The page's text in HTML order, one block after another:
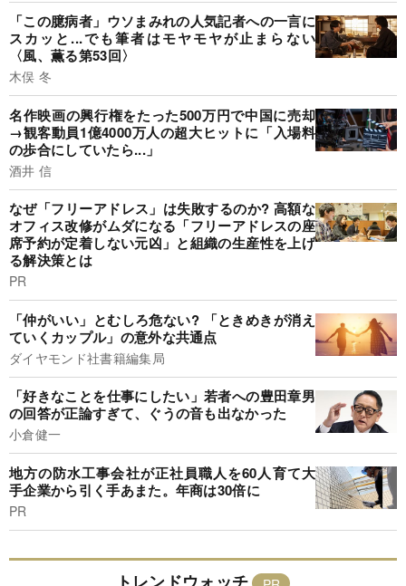
「この臆病者」ウソまみれの人気記者への一言に
スカッと...でも筆者はモヤモヤが止まらない
〈風、薫る第53回〉
木俣 冬
名作映画の興行権をたった500万円で中国に売却
→観客動員1億4000万人の超大ヒットに「入場料
の歩合にしていたら...」
酒井 信
なぜ「フリーアドレス」は失敗するのか? 高額な
オフィス改修がムダになる「フリーアドレスの座
席予約が定着しない元凶」と組織の生産性を上げ
る解決策とは
PR
「仲がいい」とむしろ危ない? 「ときめきが消え
ていくカップル」の意外な共通点
ダイヤモンド社書籍編集局
「好きなことを仕事にしたい」若者への豊田章男
の回答が正論すぎて、ぐうの音も出なかった
小倉健一
地方の防水工事会社が正社員職人を60人育て大
手企業から引く手あまた。年商は30倍に
PR
トレンドウォッチ